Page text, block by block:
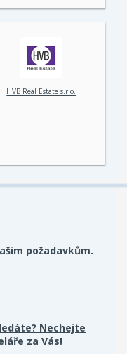
HVB Real Estate s.r.o.
požadavkům.
Nechejte
za Vás!